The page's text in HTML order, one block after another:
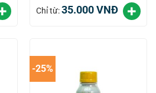
Chỉ từ:35.000VNĐ
-25%